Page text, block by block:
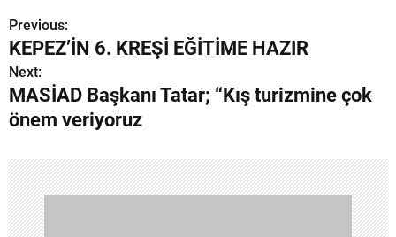
Y
a
z
ı
g
e
z
Previous:
KEPEZ’İN 6. KREŞİ EĞİTİME HAZIR
Next:
MASİAD Başkanı Tatar; “Kış turizmine çok
önem veriyoruz